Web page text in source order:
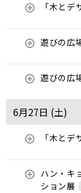
「木とデ
遊びの広
遊びの広
6月27日 (土)
「木とデ
ハン・キ
ション展